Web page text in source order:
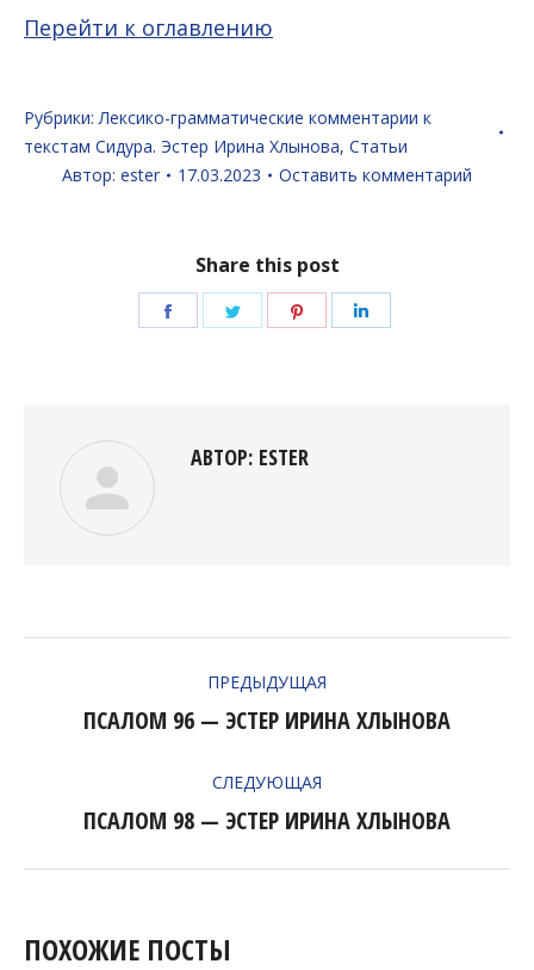
Перейти к оглавлению
Рубрики:Лексико-грамматические комментарии к
текстам Сидура. Эстер Ирина Хлынова, Статьи
Автор: ester 17.03.2023 Оставить комментарий
Share this post
ПоделитьсяПоделитьсяПоделиться
АВТОР: ESTER
ПРЕДЫДУЩАЯ
Предыдущая
ПСАЛОМ 96 — ЭСТЕР ИРИНА ХЛЫНОВА
СЛЕДУЮЩАЯ
Следующая
ПСАЛОМ 98 — ЭСТЕР ИРИНА ХЛЫНОВА
ПОХОЖИЕ ПОСТЫ